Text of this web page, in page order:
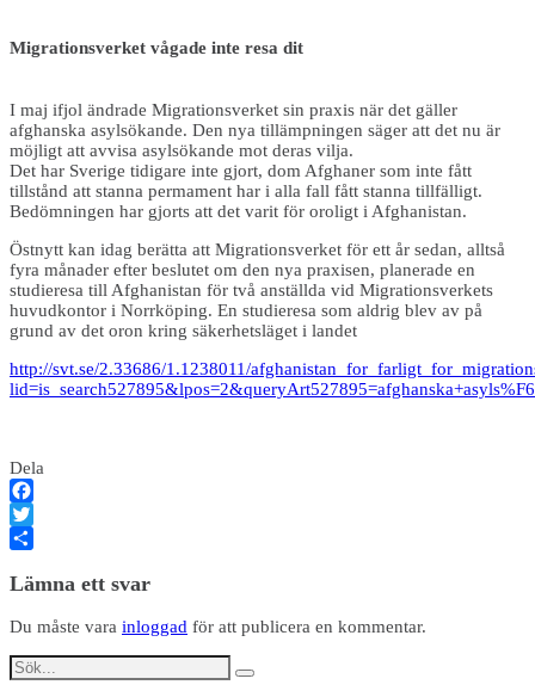
Migrationsverket vågade inte resa dit
I maj ifjol ändrade Migrationsverket sin praxis när det gäller
afghanska asylsökande. Den nya tillämpningen säger att det nu är
möjligt att avvisa asylsökande mot deras vilja.
Det har Sverige tidigare inte gjort, dom Afghaner som inte fått
tillstånd att stanna permament har i alla fall fått stanna tillfälligt.
Bedömningen har gjorts att det varit för oroligt i Afghanistan.
Östnytt kan idag berätta att Migrationsverket för ett år sedan, alltså
fyra månader efter beslutet om den nya praxisen, planerade en
studieresa till Afghanistan för två anställda vid Migrationsverkets
huvudkontor i Norrköping. En studieresa som aldrig blev av på
grund av det oron kring säkerhetsläget i landet
http://svt.se/2.33686/1.1238011/
Dela
Facebook
Twitter
Lämna ett svar
Du måste vara inloggad för att publicera en kommentar.